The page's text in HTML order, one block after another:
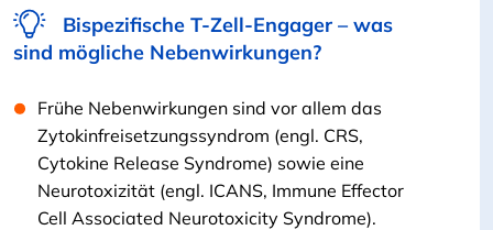
Bispezifische T-Zell-Engager – was
sind mögliche Nebenwirkungen?
Frühe Nebenwirkungen sind vor allem das
Zytokinfreisetzungssyndrom (engl. CRS,
Cytokine Release Syndrome) sowie eine
Neurotoxizität (engl. ICANS, Immune Effector
Cell Associated Neurotoxicity Syndrome).